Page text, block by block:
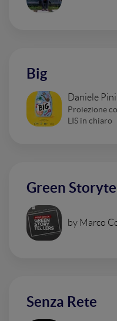
Big
Daniele Pini
Proiezione
LIS in chiaro
Green
by Marco
Senza Rete